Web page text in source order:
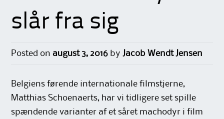
slår fra sig
Posted on august 3, 2016 by Jacob Wendt Jensen
Belgiens førende internationale filmstjerne,
Matthias Schoenaerts, har vi tidligere set spille
spændende varianter af et såret machodyr i film